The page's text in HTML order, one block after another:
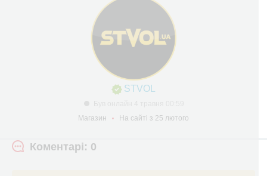
STVOL
Магазин
На сайті з 25 лютого
Коментарі: 0